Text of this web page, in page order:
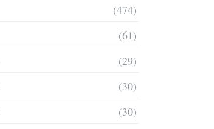
(474)
(61)
(29)
(30)
(30)